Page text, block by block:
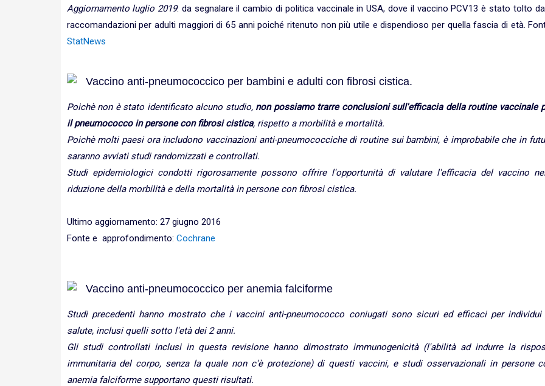
Aggiornamento luglio 2019: da segnalare il cambio di politica vaccinale in USA, dove il vaccino PCV13 è stato tolto
raccomandazioni per adulti maggiori di 65 anni poiché ritenuto non più utile e dispendioso per quella fascia di età.
StatNews
Vaccino anti-pneumococcico per bambini e adulti con fibrosi cistica.
Poichè non è stato identificato alcuno studio, non possiamo trarre conclusioni sull'efficacia della routine vaccinale
il pneumococco in persone con fibrosi cistica, rispetto a morbilità e mortalità.
Poichè molti paesi ora includono vaccinazioni anti-pneumococciche di routine sui bambini, è improbabile che in
saranno avviati studi randomizzati e controllati.
Studi epidemiologici condotti rigorosamente possono offrire l'opportunità di valutare l'efficacia del vaccino
riduzione della morbilità e della mortalità in persone con fibrosi cistica.
Ultimo aggiornamento: 27 giugno 2016
Fonte e approfondimento: Cochrane
Vaccino anti-pneumococcico per anemia falciforme
Studi precedenti hanno mostrato che i vaccini anti-pneumococco coniugati sono sicuri ed efficaci per individui
salute, inclusi quelli sotto l'età dei 2 anni.
Gli studi controllati inclusi in questa revisione hanno dimostrato immunogenicità (l'abilità ad indurre la
immunitaria del corpo, senza la quale non c'è protezione) di questi vaccini, e studi osservazionali in persone
anemia falciforme supportano questi risultati.